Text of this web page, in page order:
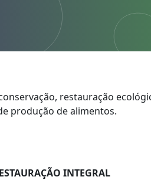
restauração
produção de alimentos.
INTEGRAL